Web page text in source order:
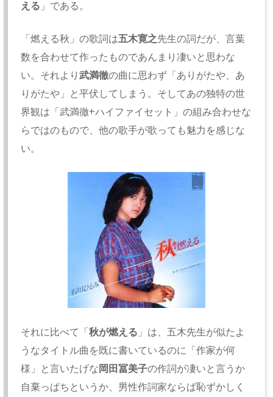
える 」である。
「燃える秋」の歌詞は五木寛之先生の詞だが、言葉
数を合わせて作ったものであんまり凄いと思わな
い。それより武満徹の曲に思わず「ありがたや、あ
りがたや」と平伏してしまう。そしてあの独特の世
界観は「武満徹+ハイファイセット」の組み合わせな
らではのもので、他の歌手が歌っても魅力を感じな
い。
それに比べて「秋が燃える 」は、五木先生が似たよ
うなタイトル曲を既に書いているのに「作家が何
様」と言いたげな岡田冨美子の作詞が凄いと言うか
自棄っぱちというか、男性作詞家ならば恥ずかしく